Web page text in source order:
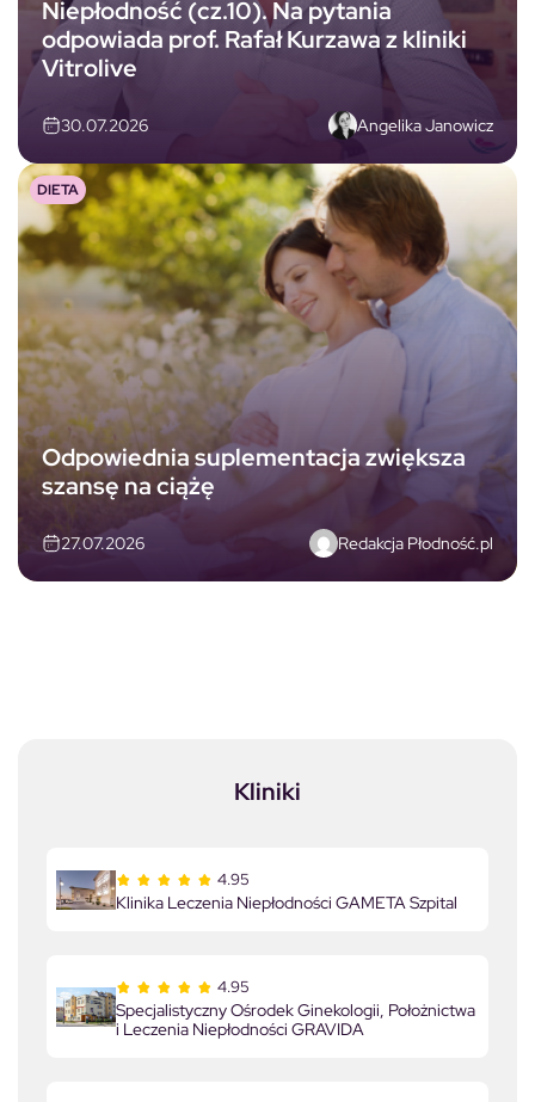
Niepłodność (cz.10). Na pytania
odpowiada prof. Rafał Kurzawa z kliniki
Vitrolive
30.07.2026 Angelika Janowicz
Odpowiednia suplementacja zwiększa
szansę na ciążę
27.07.2026 Redakcja Płodność.pl
DIETA
Kliniki
4.95
Klinika Leczenia Niepłodności GAMETA Szpital
4.95
Specjalistyczny Ośrodek Ginekologii, Położnictwa
i Leczenia Niepłodności GRAVIDA